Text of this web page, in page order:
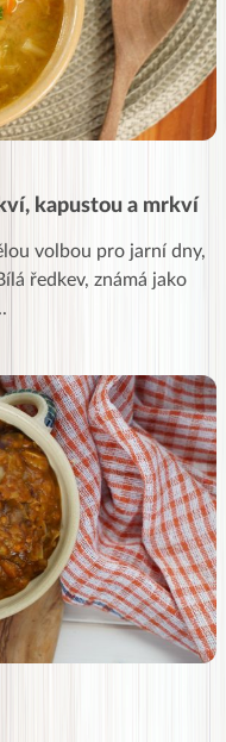
kapustou a mrkví
volbou pro jarní dny,
ředkev, známá jako